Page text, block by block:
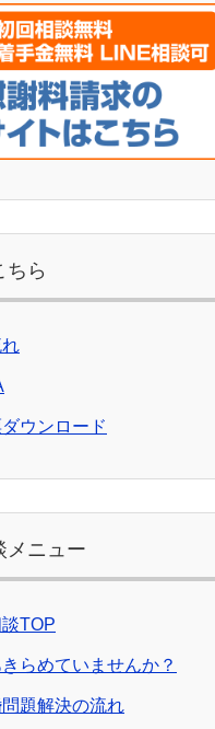
ちら
ウンロード
メニュー
TOP
らめていませんか？
題解決の流れ